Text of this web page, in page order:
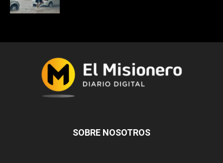
SOBRE NOSOTROS